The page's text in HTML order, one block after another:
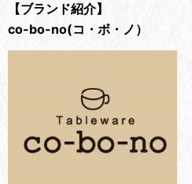
【ブランド紹介】
co-bo-no(コ・ボ・ノ）